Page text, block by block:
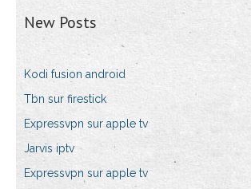
New Posts
Kodi fusion android
Tbn sur firestick
Expressvpn sur apple tv
Jarvis iptv
Expressvpn sur apple tv